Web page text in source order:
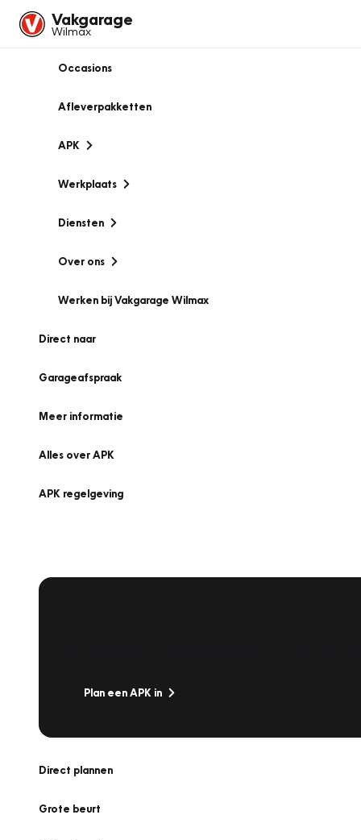
Vakgarage
Wilmax
Occasions
Afleverpakketten
APK
Werkplaats
Diensten
Over ons
Werken bij Vakgarage Wilmax
Direct naar
Garageafspraak
Meer informatie
Alles over APK
APK regelgeving
Plan een APK in
Direct plannen
Grote beurt